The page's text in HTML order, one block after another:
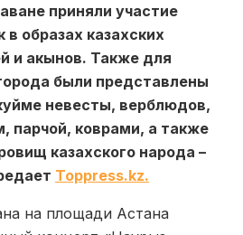
приняли участие
в образах казахских
и акынов. Также для
были представлены
невесты, верблюдов,
парчой, коврами, а также
казахского народа –
Toppress.kz.
на площади Астана